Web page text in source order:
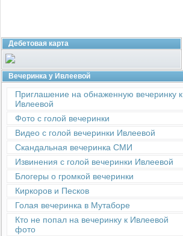
Дебетовая карта
Вечеринка у Ивлеевой
Приглашение на обнаженную вечеринку к
Ивлеевой
Фото с голой вечеринки
Видео с голой вечеринки Ивлеевой
Скандальная вечеринка СМИ
Извинения с голой вечеринки Ивлеевой
Блогеры о громкой вечеринки
Киркоров и Песков
Голая вечеринка в Мутаборе
Кто не попал на вечеринку к Ивлеевой
фото